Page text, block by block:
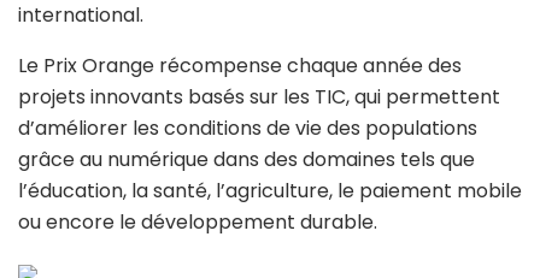
international.
Le Prix Orange récompense chaque année des
projets innovants basés sur les TIC, qui permettent
d’améliorer les conditions de vie des populations
grâce au numérique dans des domaines tels que
l’éducation, la santé, l’agriculture, le paiement mobile
ou encore le développement durable.